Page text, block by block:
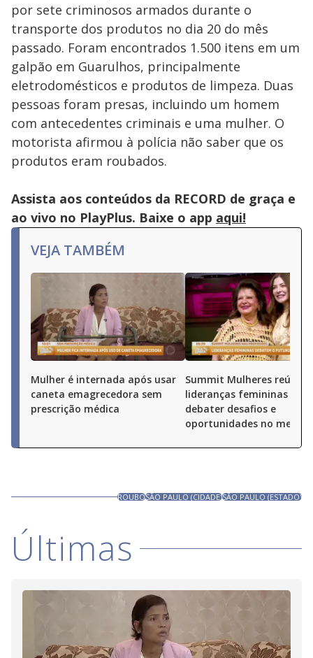
por sete criminosos armados durante o
transporte dos produtos no dia 20 do mês
passado. Foram encontrados 1.500 itens em um
galpão em Guarulhos, principalmente
eletrodomésticos e produtos de limpeza. Duas
pessoas foram presas, incluindo um homem
com antecedentes criminais e uma mulher. O
motorista afirmou à polícia não saber que os
produtos eram roubados.
Assista aos conteúdos da RECORD de graça e
ao vivo no PlayPlus. Baixe o app aqui!
VEJA TAMBÉM
Mulher é internada após usar
caneta emagrecedora sem
prescrição médica
Summit Mulheres reúne
lideranças femininas para
debater desafios e
oportunidades no
ROUBOSÃO PAULO (CIDADE)SÃO PAULO (ESTADO)
Últimas